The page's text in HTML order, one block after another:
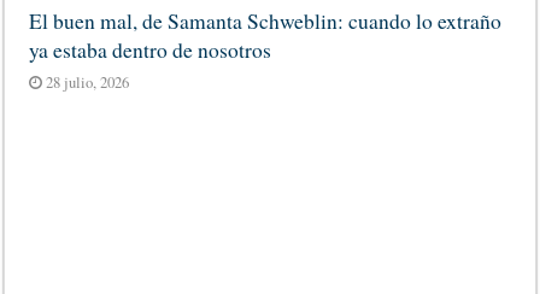
El buen mal, de Samanta Schweblin: cuando lo extraño
ya estaba dentro de nosotros
28 julio, 2026